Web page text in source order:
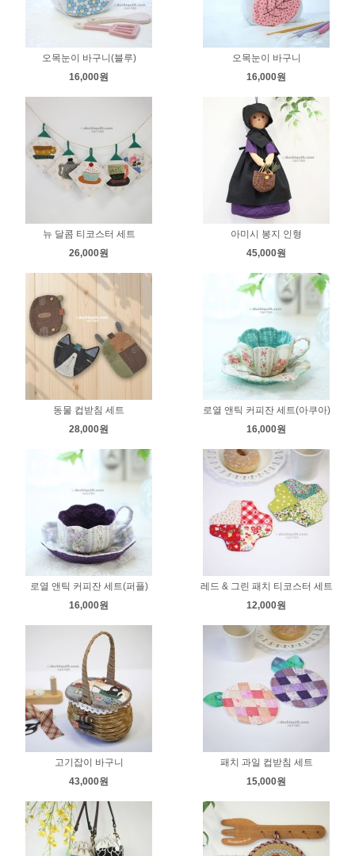
오목눈이 바구니(블루)
16,000원
오목눈이 바구니
16,000원
뉴 달콤 티코스터 세트
26,000원
아미시 봉지 인형
45,000원
동물 컵받침 세트
28,000원
로열 앤틱 커피잔 세트(아쿠아)
16,000원
로열 앤틱 커피잔 세트(퍼플)
16,000원
레드 & 그린 패치 티코스터 세트
12,000원
고기잡이 바구니
43,000원
패치 과일 컵받침 세트
15,000원